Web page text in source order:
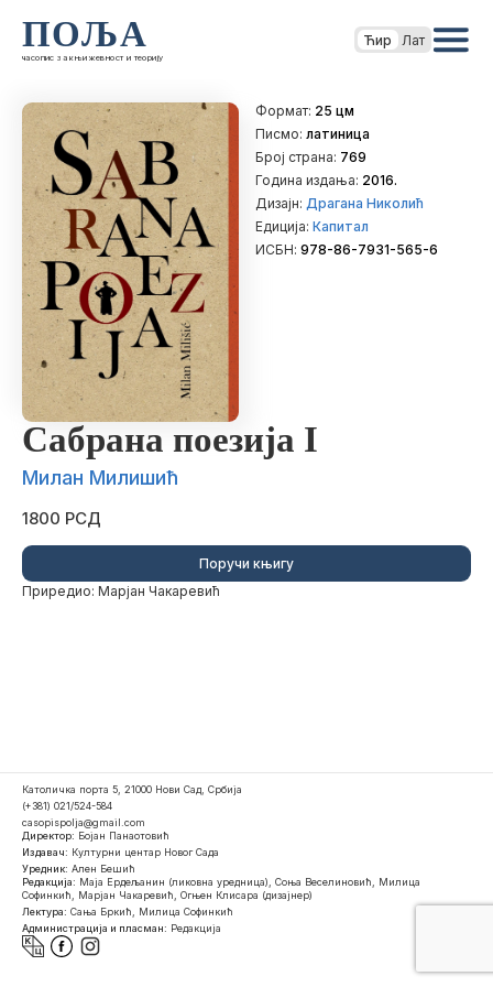
ПОЉА
часопис за књижевност и теорију
Ћир Лат
Формат: 25 цм
Писмо: латиница
Број страна: 769
Година издања: 2016.
Дизајн: Драгана Николић
Едиција: Капитал
ИСБН: 978-86-7931-565-6
Сабрана поезија I
Милан Милишић
1800 РСД
Поручи књигу
Приредио: Марјан Чакаревић
Католичка порта 5, 21000 Нови Сад, Србија
(+381) 021/524-584
casopispolja@gmail.com
Директор: Бојан Панаотовић
Издавач: Културни центар Новог Сада
Уредник: Ален Бешић
Редакција: Маја Ердељанин (ликовна уредница), Соња Веселиновић, Милица
Софинкић, Марјан Чакаревић, Огњен Клисара (дизајнер)
Лектура: Сања Бркић, Милица Софинкић
Администрација и пласман: Редакција